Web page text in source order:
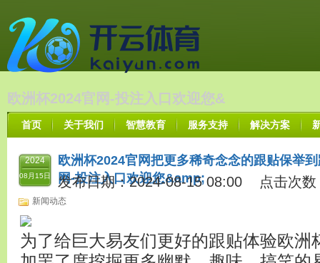
欧洲杯2024官网-投注入口欢迎您&
首页 关于我们 智慧教育 服务支持 解决方案
2024
08月15日
欧洲杯2024官网把更多稀奇念念的跟贴保举
网-投注入口欢迎您&amp;
发布日期：2024-08-15 08:00 点击次数
新闻动态
为了给巨大易友们更好的跟贴体验欧洲